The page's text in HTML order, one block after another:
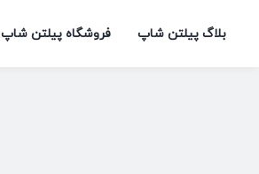
بلاگ پیلتن شاپ فروشگاه پیلتن شاپ